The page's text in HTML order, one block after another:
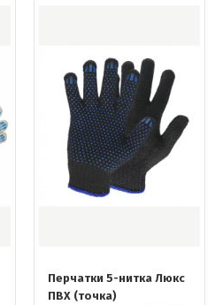
Перчатки 5-нитка Люкс
ПВХ (точка)